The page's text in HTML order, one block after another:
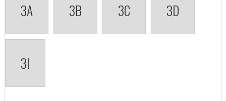
3A 3B 3C 3D
3I